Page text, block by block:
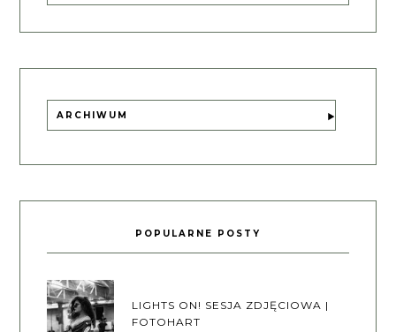
ARCHIWUM
POPULARNE POSTY
LIGHTS ON! SESJA ZDJĘCIOWA |
FOTOHART